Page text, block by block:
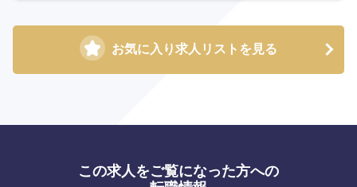
お気に入り求人リストを見る
この求人をご覧になった方への